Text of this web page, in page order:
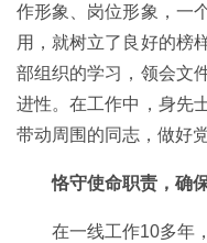
作形象、岗位形象，一
用，就树立了良好的榜
部组织的学习，领会文
进性。在工作中，身先
带动周围的同志，做好
恪守使命职责，确
在一线工作10多年